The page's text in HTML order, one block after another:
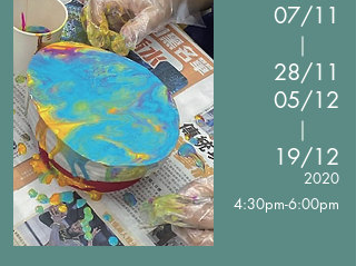
07/11
｜
28/11
05/12
｜
19/12
2020
4:30pm-6:00pm